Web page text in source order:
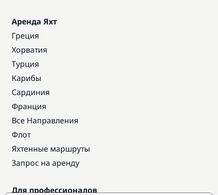
Аренда Яхт
Греция
Хорватия
Турция
Карибы
Сардиния
Франция
Все Направления
Флот
Яхтенные маршруты
Запрос на аренду
Для профессионалов